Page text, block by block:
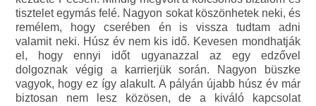
tisztelet egymás felé. Nagyon sokat köszönhetek neki, és
remélem, hogy cserében én is vissza tudtam adni
valamit neki. Húsz év nem kis idő. Kevesen mondhatják
el, hogy ennyi időt ugyanazzal az egy edzővel
dolgoznak végig a karrierjük során. Nagyon büszke
vagyok, hogy ez így alakult. A pályán újabb húsz év már
biztosan nem lesz közösen, de a kiváló kapcsolat